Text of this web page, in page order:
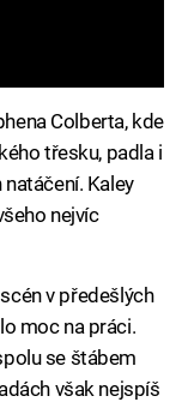
Colberta, kde
třesku, padla i
Kaley
nejvíc
v předešlých
moc na práci.
se štábem
však nejspíš